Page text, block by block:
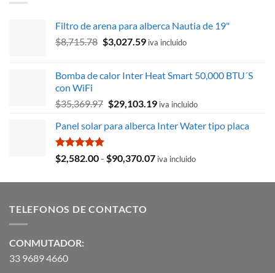
Filtro de arena para alberca Nautia de 19"
$8,715.78 El
era:
$3,027.59El
es:
iva incluido
Bomba de calor Inter Heat Smart 50,000 BTU´S
con WiFi
$35,369.97 El
original
$35,369.97.
$29,103.19El
actual
$29,103.19.
iva incluido
Panel solar para alberca Inter Water tipo placa
Valorado
con
$2,582.00- $90,370.07Rango
precios:
iva incluido
TELEFONOS DE CONTACTO
CONMUTADOR:
33 9689 4660